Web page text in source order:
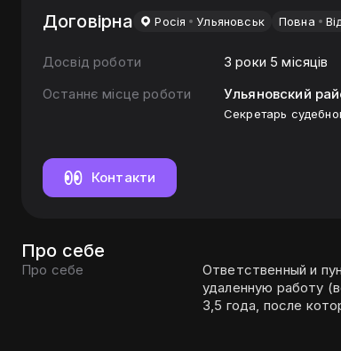
Договірна Росiя Ульяновськ Повна
Досвід роботи
3 роки 5 місяців
Останнє місце роботи
Ульяновский
Секретарь
Контакти
Про себе
Про себе
Ответственный и
удаленную работу
3,5 года, после